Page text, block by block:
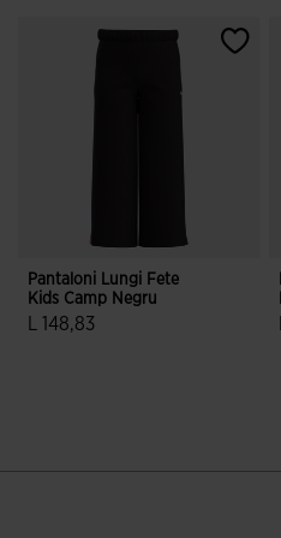
Pantaloni Lungi Fete
Kids Camp Negru
L 148,83